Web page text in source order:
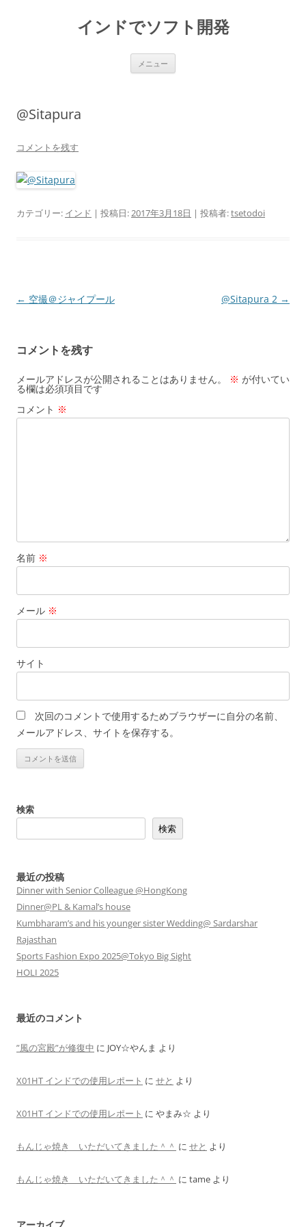
インドでソフト開発
メニュー
@Sitapura
コメントを残す
カテゴリー: インド | 投稿日:2017年3月18日 | 投稿者:tsetodoi
投
ビ
ゲ
ー
シ
← 空撮＠ジャイプール @Sitapura 2 →
コメントを残す
メールアドレスが公開されることはありません。 ※ が付いてい
る欄は必須項目です
コメント ※
名前 ※
メール ※
サイト
次回のコメントで使用するためブラウザーに自分の名前、
メールアドレス、サイトを保存する。
検索
検索
最近の投稿
Dinner with Senior Colleague @HongKong
Dinner@PL & Kamal’s house
Kumbharam’s and his younger sister Wedding@ Sardarshar
Rajasthan
Sports Fashion Expo 2025@Tokyo Big Sight
HOLI 2025
最近のコメント
”風の宮殿”が修復中 に JOY☆やんま より
X01HT インドでの使用レポート に せと より
X01HT インドでの使用レポート に やまみ☆ より
もんじゃ焼き いただいてきました＾＾ に せと より
もんじゃ焼き いただいてきました＾＾ に tame より